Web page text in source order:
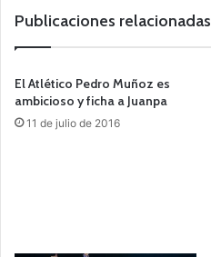
Publicaciones relacionadas
El Atlético Pedro Muñoz es
ambicioso y ficha a Juanpa
11 de julio de 2016